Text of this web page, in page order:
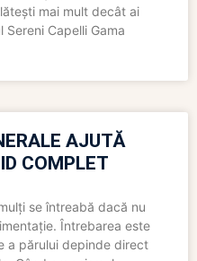
mai mult decât ai
Capelli Gama
AJUTĂ
COMPLET
se întreabă dacă nu
Întrebarea este
a părului depinde direct